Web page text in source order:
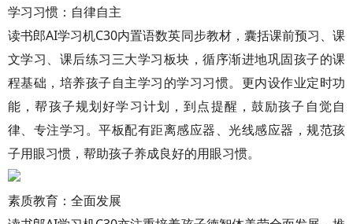
学习习惯：自律自主
读书郎AI学习机C30内置语数英同步教材，囊括课前预习、课
文学习、课后练习三大学习板块，循序渐进地巩固孩子的课
程基础，培养孩子自主学习的学习习惯。更内设作业定时功
能，帮孩子规划好学习计划，到点提醒，鼓励孩子自觉自
律、专注学习。平板配有距离感应器、光线感应器，规范孩
子用眼习惯，帮助孩子养成良好的用眼习惯。
素质教育：全面发展